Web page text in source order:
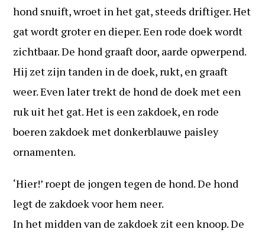
hond snuift, wroet in het gat, steeds driftiger. Het
gat wordt groter en dieper. Een rode doek wordt
zichtbaar. De hond graaft door, aarde opwerpend.
Hij zet zijn tanden in de doek, rukt, en graaft
weer. Even later trekt de hond de doek met een
ruk uit het gat. Het is een zakdoek, en rode
boeren zakdoek met donkerblauwe paisley
ornamenten.
‘Hier!’ roept de jongen tegen de hond. De hond
legt de zakdoek voor hem neer.
In het midden van de zakdoek zit een knoop. De